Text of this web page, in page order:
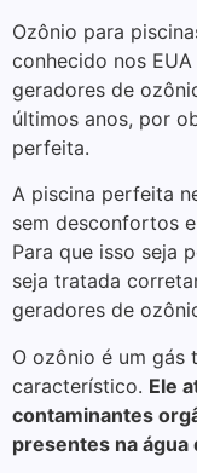
Ozônio para
conhecido nos
geradores de
últimos anos, por
perfeita.
A piscina perfeita
sem desconfortos
Para que isso seja
seja tratada
geradores de
O ozônio é um gás
característico. Ele
contaminantes
presentes na água